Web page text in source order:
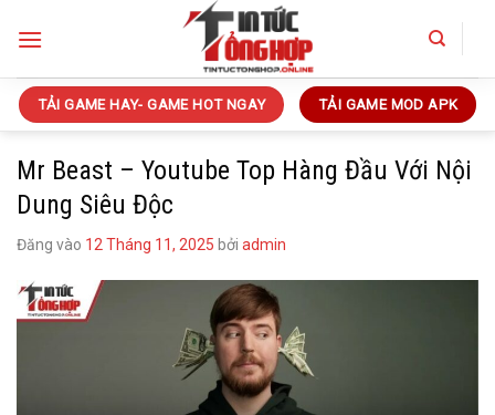
qua
dung TẢI GAME HAY- GAME HOT NGAY TẢI GAME MOD APK
Mr Beast – Youtube Top Hàng Đầu Với Nội
Dung Siêu Độc
Đăng vào 12 Tháng 11, 2025 bởi admin